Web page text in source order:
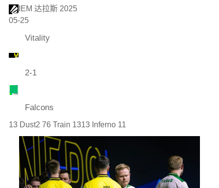
IEM 达拉斯 2025
05-25
Vitality
2-1
Falcons
13 Dust2 76 Train 1313 Inferno 11